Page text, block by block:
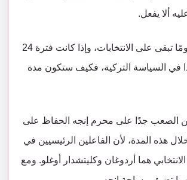
ألا يفعل.
وأضاف أن 44 يومًا تبقى على الانتخابات، وإذا كانت فترة 24
في السياسة التركية، فكيف ستكون مدة
الصعب جدًا على محرم إنجه الحفاظ على
هذه المدة، لأن الفاعلين الرئيسيين في
هما أردوغان وكليتشدار أوغلو. ومع